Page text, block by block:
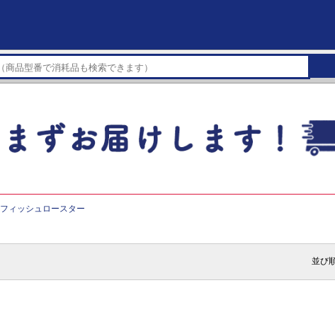
フィッシュロースター
並び